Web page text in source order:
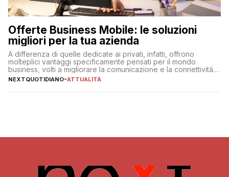
Offerte Business Mobile: le soluzioni
migliori per la tua azienda
A differenza di quelle dedicate ai privati, infatti, offrono
molteplici vantaggi specificamente pensati per il mondo
business, volti a migliorare la comunicazione e la connettività
degli utenti
NEXTQUOTIDIANO-ATTUALITÀ